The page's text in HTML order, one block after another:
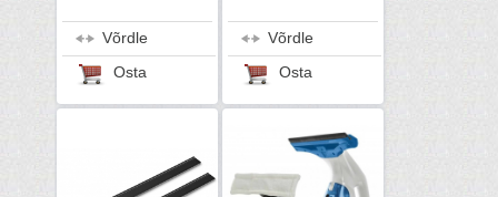
Võrdle
Osta
Võrdle
Osta